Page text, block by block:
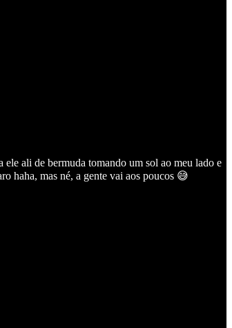
ali de bermuda tomando um sol ao meu lado e
haha, mas né, a gente vai aos poucos 😅